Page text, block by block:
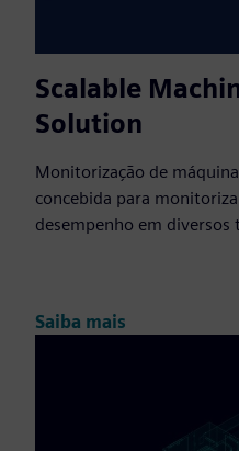
Scalable
Solution
Monitorização de
concebida para
desempenho em diversos
Saiba mais